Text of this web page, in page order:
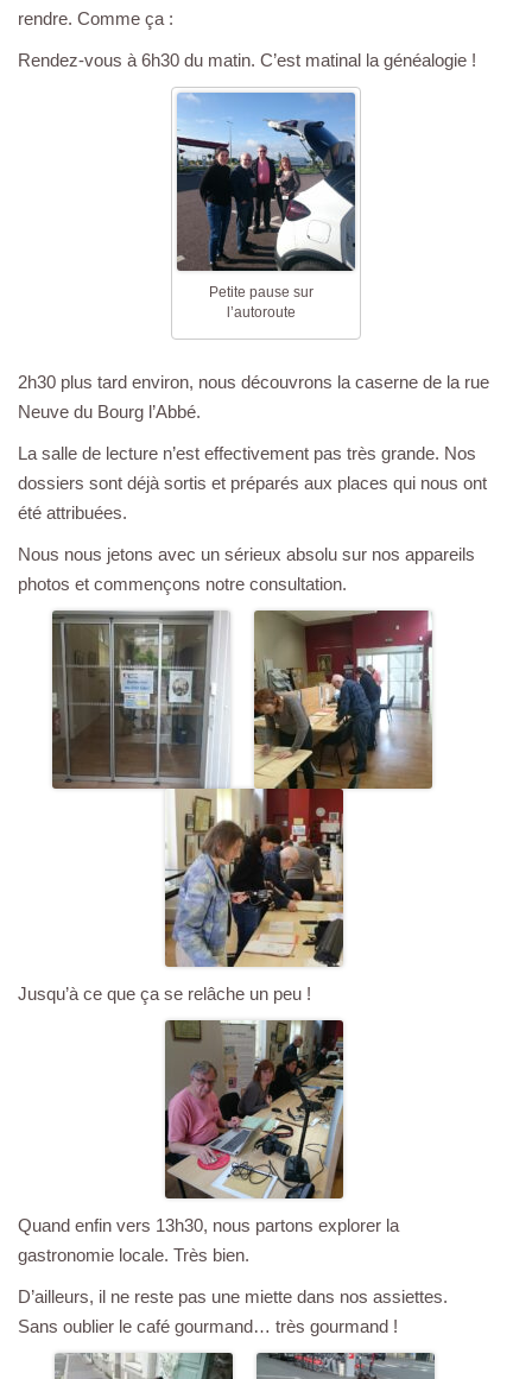
rendre. Comme ça :
Rendez-vous à 6h30 du matin. C’est matinal la généalogie !
Petite pause sur
l’autoroute
2h30 plus tard environ, nous découvrons la caserne de la rue
Neuve du Bourg l’Abbé.
La salle de lecture n’est effectivement pas très grande. Nos
dossiers sont déjà sortis et préparés aux places qui nous ont
été attribuées.
Nous nous jetons avec un sérieux absolu sur nos appareils
photos et commençons notre consultation.
Jusqu’à ce que ça se relâche un peu !
Quand enfin vers 13h30, nous partons explorer la
gastronomie locale. Très bien.
D’ailleurs, il ne reste pas une miette dans nos assiettes.
Sans oublier le café gourmand… très gourmand !